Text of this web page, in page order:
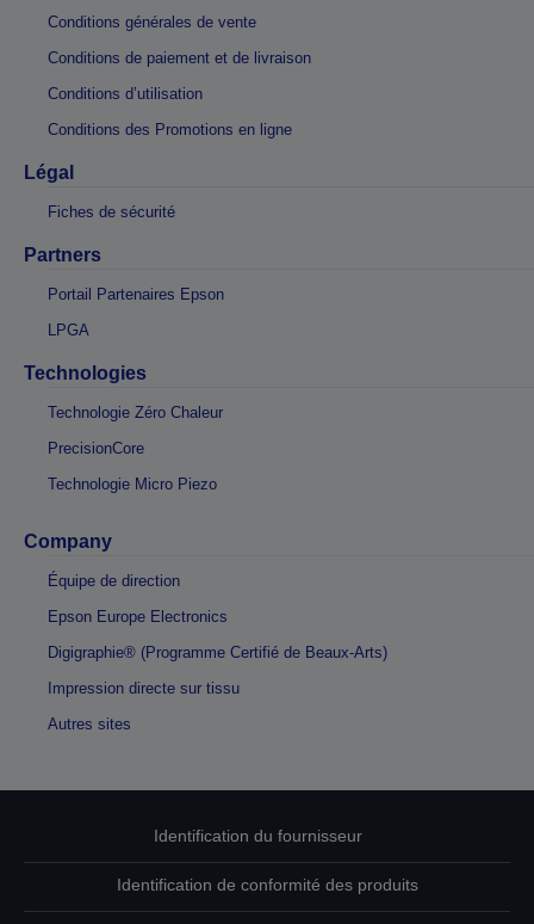
Conditions générales de vente
Conditions de paiement et de livraison
Conditions d’utilisation
Conditions des Promotions en ligne
Légal
Fiches de sécurité
Partners
Portail Partenaires Epson
LPGA
Technologies
Technologie Zéro Chaleur
PrecisionCore
Technologie Micro Piezo
Company
Équipe de direction
Epson Europe Electronics
Digigraphie® (Programme Certifié de Beaux-Arts)
Impression directe sur tissu
Autres sites
Identification du fournisseur
Identification de conformité des produits